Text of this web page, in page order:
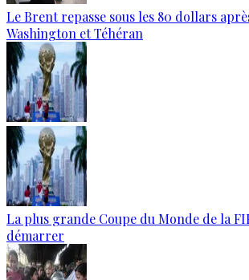
Le Brent repasse sous les 80 dollars
Washington et Téhéran
La plus grande Coupe du Monde de la
démarrer